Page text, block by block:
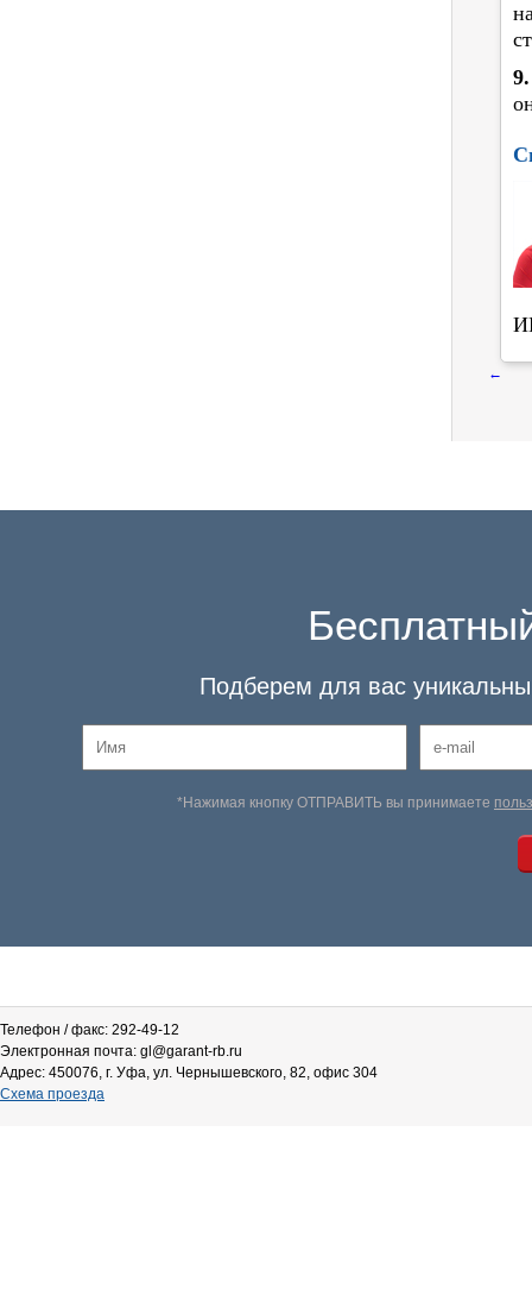
←
Подберем для вас
*Нажимая кнопку ОТПРАВИТЬ вы принимаете
Телефон / факс: 292-49-12
Электронная почта: gl@garant-rb.ru
Адрес: 450076, г. Уфа, ул. Чернышевского, 82, офис 304
Схема проезда